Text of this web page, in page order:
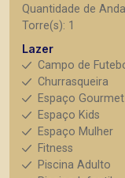
Quantidade de
Torre(s): 1
Lazer
Campo de
Churrasqueira
Espaço Gourmet
Espaço Kids
Espaço Mulher
Fitness
Piscina Adulto